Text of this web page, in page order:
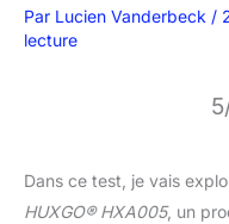
Par Lucien Vanderbeck /
lecture
Dans ce test, je vais
HUXGO® HXA005, un